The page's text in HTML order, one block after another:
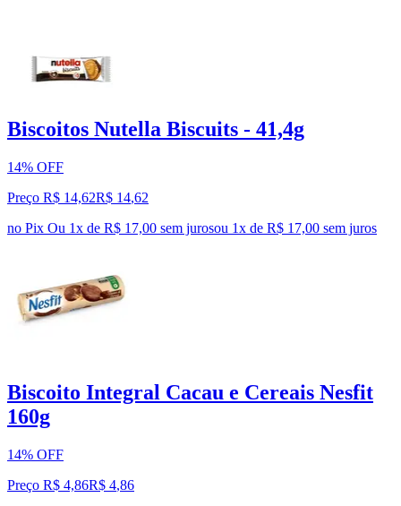
Biscoitos Nutella Biscuits - 41,4g
14% OFF
Preço R$ 14,62R$ 14,62
no Pix Ou 1x de R$ 17,00 sem jurosou 1x de R$ 17,00 sem juros
Biscoito Integral Cacau e Cereais Nesfit
160g
14% OFF
Preço R$ 4,86R$ 4,86